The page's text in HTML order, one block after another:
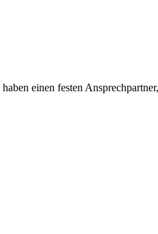
einen festen